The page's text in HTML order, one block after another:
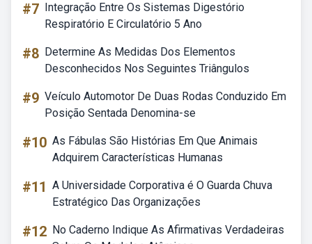
#7 Integração Entre Os Sistemas Digestório
Respiratório E Circulatório 5 Ano
#8 Determine As Medidas Dos Elementos
Desconhecidos Nos Seguintes Triângulos
#9 Veículo Automotor De Duas Rodas Conduzido Em
Posição Sentada Denomina-se
#10 As Fábulas São Histórias Em Que Animais
Adquirem Características Humanas
#11 A Universidade Corporativa é O Guarda Chuva
Estratégico Das Organizações
#12 No Caderno Indique As Afirmativas Verdadeiras